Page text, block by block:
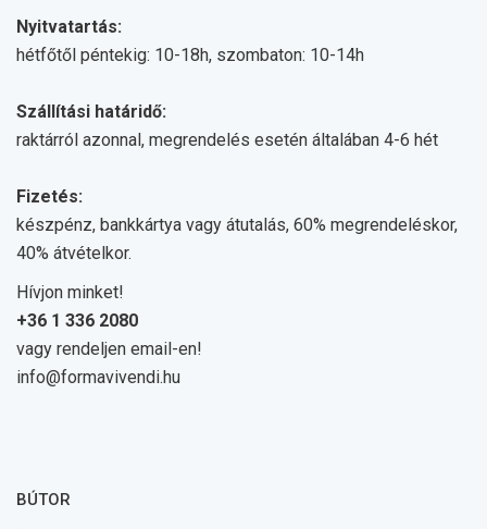
Nyitvatartás:
hétfőtől péntekig: 10-18h, szombaton: 10-14h
Szállítási határidő:
raktárról azonnal, megrendelés esetén általában 4-6 hét
Fizetés:
készpénz, bankkártya vagy átutalás, 60% megrendeléskor,
40% átvételkor.
Hívjon minket!
+36 1 336 2080
vagy rendeljen email-en!
info@formavivendi.hu
BÚTOR